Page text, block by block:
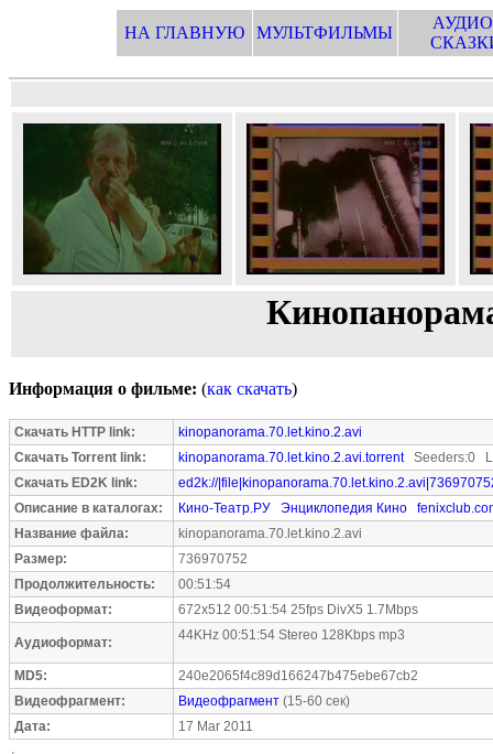
НА ГЛАВНУЮ МУЛЬТФИЛЬМЫ
Информация о фильме: (как скачать)
Скачать HTTP link:
kinopanorama.70.let.kino.2.avi
Скачать Torrent link:
kinopanorama.70.let.kino.2.avi.torrentSeeders:0
Скачать ED2K link:
ed2k://
Описание в каталогах:
Кино-Театр.РУ Энциклопедия Кино
Название файла:
kinopanorama.70.let.kino.2.avi
Размер:
736970752
Продолжительность:
00:51:54
Видеоформат:
672x512 00:51:54 25fps DivX5 1.7Mbps
Аудиоформат: 44KHz 00:51:54 Stereo 128Kbps mp3
MD5:
240e2065f4c89d166247b475ebe67cb2
Видеофрагмент:
Видеофрагмент (15-60 сек)
Дата:
17 Mar 2011